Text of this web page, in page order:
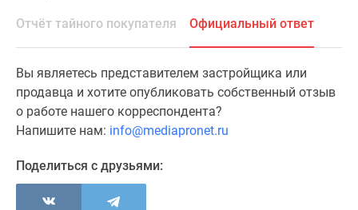
Коммерческие
помещения
Продавцы
застройщики
Панорамы
Видеообзор
новостроек
Экспертиза
Отчёт тайного покупателя Официальный ответ
Вы являетесь представителем застройщика или
продавца и хотите опубликовать собственный отзыв
о работе нашего корреспондента?
Напишите нам: info@mediapronet.ru
Поделиться с друзьями: